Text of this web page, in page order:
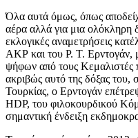
Όλα αυτά όμως, όπως
αέρα αλλά για μια ολόκληρη
εκλογικές αναμετρήσεις
ΑΚΡ και του Ρ. Τ. Ερντογάν,
ψήφων από τους Κεμαλιστές
ακριβώς αυτό της δόξας του,
Τουρκίας, ο Ερντογάν
HDP, του φιλοκουρδικού
σημαντική ένδειξη